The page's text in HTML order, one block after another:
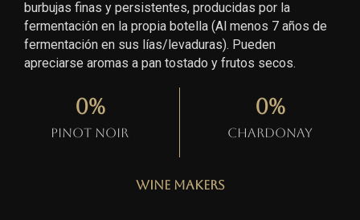
burbujas finas y persistentes, producidas por la
fermentación en la propia botella (Al menos 7 años de
fermentación en sus lías/levaduras). Pueden
apreciarse aromas a pan tostado y frutos secos.
Pinot Noir
0%
Chardonay
0%
Wine Makers